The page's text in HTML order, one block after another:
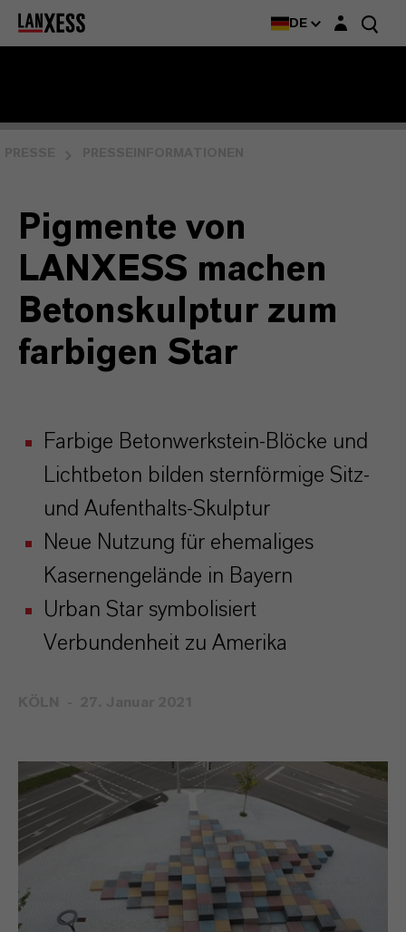
DE Login-Maske
Pigmente von
LANXESS machen
Betonskulptur zum
farbigen Star
Farbige Betonwerkstein-Blöcke und
Lichtbeton bilden sternförmige Sitz-
und Aufenthalts-Skulptur
Neue Nutzung für ehemaliges
Kasernengelände in Bayern
Urban Star symbolisiert
Verbundenheit zu Amerika